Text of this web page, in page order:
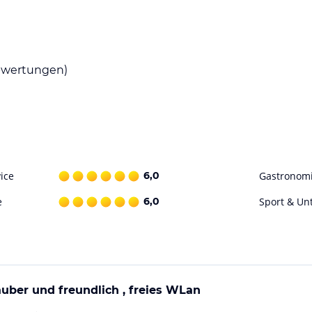
speisen und regionale
Küche bis hin zu internationalen Gerichten.
für Sport- und Freizeitaktivitäten. In der
die Pisten hinunterfahren und
Gewähr. Bitte lies vor der Buchung die
6,0
6,0 Sport &
und freundlich , freies WLan